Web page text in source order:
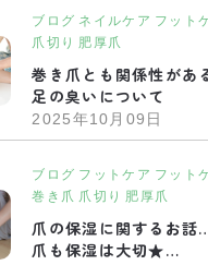
ブログ ネイルケア フット
爪切り 肥厚爪
巻き爪とも関係性があ
足の臭いについて
2025年10月09日
ブログ フットケア フット
巻き爪 爪切り 肥厚爪
爪の保湿に関するお
爪も保湿は大切★…